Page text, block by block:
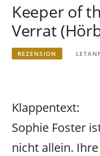
Keeper of
Verrat
REZENSION
Klappentext:
Sophie Foster
nicht allein.